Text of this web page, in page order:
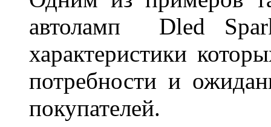
автоламп Dled
характеристики
потребности и
покупателей.